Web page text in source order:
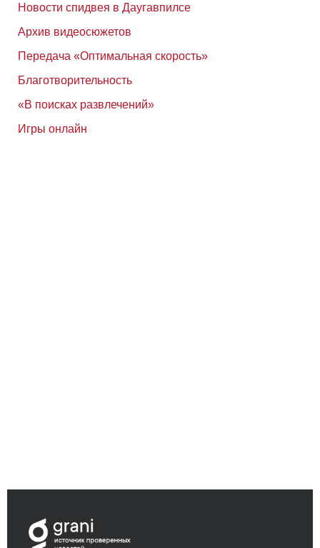
Новости спидвея в Даугавпилсе
Архив видеосюжетов
Передача «Оптимальная скорость»
Благотворительность
«В поисках развлечений»
Игры онлайн